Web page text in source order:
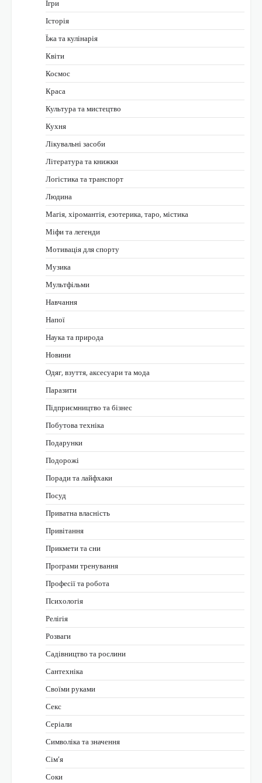
Ігри
Історія
Їжа та кулінарія
Квіти
Космос
Краса
Культура та мистецтво
Кухня
Лікувальні засоби
Література та книжки
Логістика та транспорт
Людина
Магія, хіромантія, езотерика, таро, містика
Міфи та легенди
Мотивація для спорту
Музика
Мультфільми
Навчання
Напої
Наука та природа
Новини
Одяг, взуття, аксесуари та мода
Паразити
Підприємництво та бізнес
Побутова техніка
Подарунки
Подорожі
Поради та лайфхаки
Посуд
Приватна власність
Привітання
Прикмети та сни
Програми тренування
Професії та робота
Психологія
Релігія
Розваги
Садівництво та рослини
Сантехніка
Своїми руками
Секс
Серіали
Символіка та значення
Сім’я
Соки